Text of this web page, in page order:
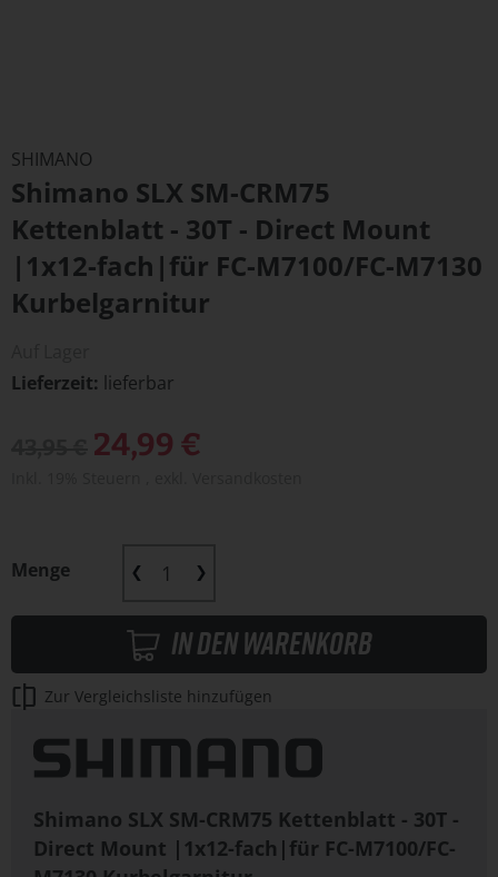
der
Bildergalerie
springen
SHIMANO
Shimano SLX SM-CRM75
Kettenblatt - 30T - Direct Mount
|1x12-fach|für FC-M7100/FC-M7130
Kurbelgarnitur
Lieferzeit lieferbar
Sonderangebot
24,99 €
Menge
In den Warenkorb
Zur Vergleichsliste hinzufügen
Shimano SLX SM-CRM75 Kettenblatt - 30T -
Direct Mount |1x12-fach|für FC-M7100/FC-